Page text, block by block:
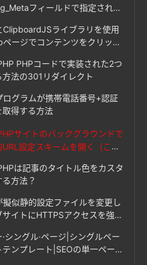
フィールドで指定された
ClipboardJSライブラリを使用
ページでコンテンツをクリック
PHPコードで実装された2つ
方法の301リダイレクト
グラムが携帯電話番号+認証
取得する方法
サイトのバックグラウンドで
設定スキームを開く（この
は記事のタイトル色をカスタ
方法？
似静的設定ファイルを変更し
サイトにHTTPSアクセスを強制
·シングル·ページ|シングルペー
テンプレート|SEOの単一ページ